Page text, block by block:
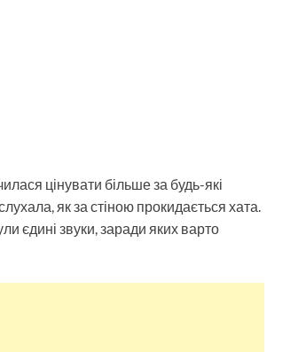
цінувати більше за будь-які
як за стіною прокидається хата.
єдині звуки, заради яких варто